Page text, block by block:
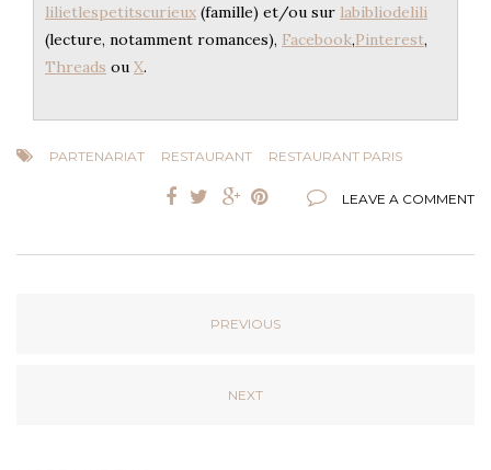
lilietlespetitscurieux (famille) et/ou sur labibliodelili
(lecture, notamment romances), Facebook,Pinterest,
Threads ou X.
PARTENARIAT RESTAURANT RESTAURANT PARIS
LEAVE A COMMENT
PREVIOUS
NEXT